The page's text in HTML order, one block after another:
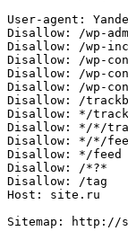
User-agent:
Disallow: /wp-
Disallow: /wp-
Disallow: /wp-
Disallow: /wp-
Disallow: /wp-
Disallow: /
Disallow: */
Disallow: */*/
Disallow: */*/
Disallow: */feed
Disallow: /*?*
Disallow: /tag
Host: site.ru